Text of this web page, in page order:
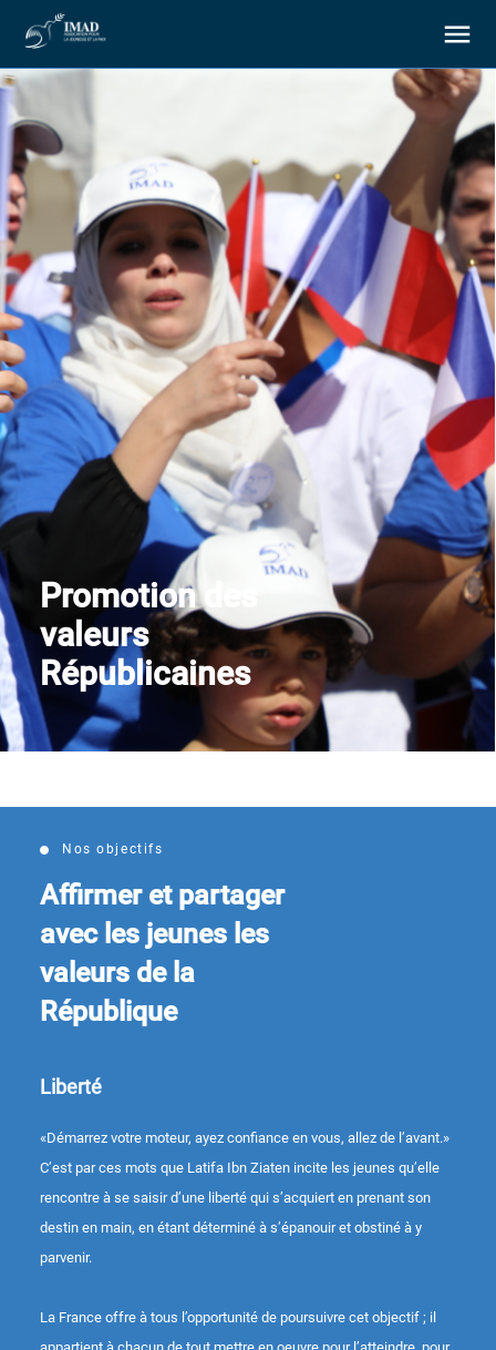
À propos
Nos objectifs
Notre action
Ressources
Nous soutenir
Nous contacter
Promotion des
valeurs
Républicaines
Nos objectifs
Affirmer et partager
avec les jeunes les
valeurs de la
République
Liberté
«Démarrez votre moteur, ayez confiance en vous, allez de l’avant.»
C’est par ces mots que Latifa Ibn Ziaten incite les jeunes qu’elle
rencontre à se saisir d’une liberté qui s’acquiert en prenant son
destin en main, en étant déterminé à s’épanouir et obstiné à y
parvenir.
La France offre à tous l’opportunité de poursuivre cet objectif ; il